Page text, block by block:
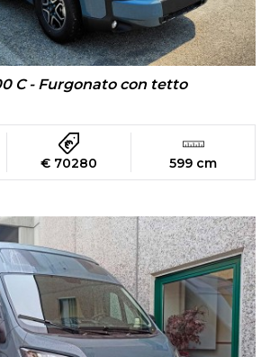
C - Furgonato con tetto
€ 70280 599 cm